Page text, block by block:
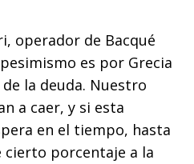
operador de Bacqué
es por Grecia
la deuda. Nuestro
a caer, y si esta
en el tiempo, hasta
cierto porcentaje a la